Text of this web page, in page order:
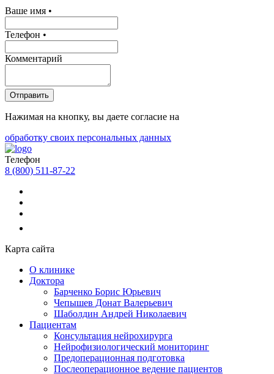
Ваше имя •
Телефон •
Комментарий
Отправить
Нажимая на кнопку, вы даете согласие на
обработку своих персональных данных
Телефон
8 (800) 511-87-22
Карта сайта
О клинике
Доктора
Барченко Борис Юрьевич
Чепышев Донат Валерьевич
Шаболдин Андрей Николаевич
Пациентам
Консультация нейрохирурга
Нейрофизиологический мониторинг
Предоперационная подготовка
Послеоперационное ведение пациентов